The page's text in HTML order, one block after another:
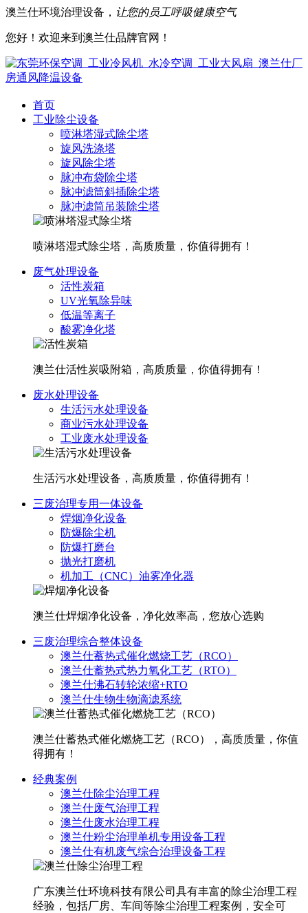
澳兰仕环境治理设备， 让您的员工呼吸健康空气
您好！欢迎来到澳兰仕品牌官网！
首页
工业除尘设备
喷淋塔湿式除尘塔
旋风洗涤塔
旋风除尘塔
脉冲布袋除尘塔
脉冲滤筒斜插除尘塔
脉冲滤筒吊装除尘塔
喷淋塔湿式除尘塔，高质质量，你值得拥有！
废气处理设备
活性炭箱
UV光氧除异味
低温等离子
酸雾净化塔
澳兰仕活性炭吸附箱，高质质量，你值得拥有！
废水处理设备
生活污水处理设备
商业污水处理设备
工业废水处理设备
生活污水处理设备，高质质量，你值得拥有！
三废治理专用一体设备
焊烟净化设备
防爆除尘机
防爆打磨台
抛光打磨机
机加工（CNC）油雾净化器
澳兰仕焊烟净化设备，净化效率高，您放心选购
三废治理综合整体设备
澳兰仕蓄热式催化燃烧工艺（RCO）
澳兰仕蓄热式热力氧化工艺（RTO）
澳兰仕沸石转轮浓缩+RTO
澳兰仕生物生物滴滤系统
澳兰仕蓄热式催化燃烧工艺（RCO），高质质量，你值
得拥有！
经典案例
澳兰仕除尘治理工程
澳兰仕废气治理工程
澳兰仕废水治理工程
澳兰仕粉尘治理单机专用设备工程
澳兰仕有机废气综合治理设备工程
广东澳兰仕环境科技有限公司具有丰富的除尘治理工程
经验，包括厂房、车间等除尘治理工程案例，安全可